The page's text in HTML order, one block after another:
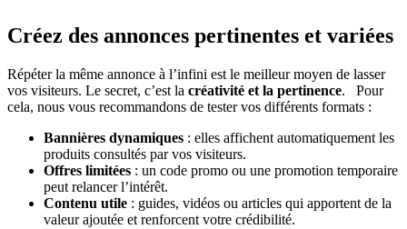
Créez des annonces pertinentes et variées
Répéter la même annonce à l’infini est le meilleur moyen de lasser
vos visiteurs. Le secret, c’est la créativité et la pertinence.
Pour
cela, nous vous recommandons de tester vos différents formats :
Bannières dynamiques : elles affichent automatiquement les
produits consultés par vos visiteurs.
Offres limitées : un code promo ou une promotion temporaire
peut relancer l’intérêt.
Contenu utile : guides, vidéos ou articles qui apportent de la
valeur ajoutée et renforcent votre crédibilité.